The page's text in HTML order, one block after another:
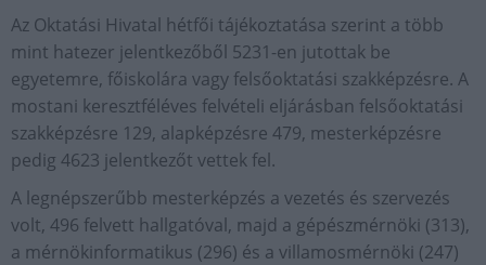
Az Oktatási Hivatal hétfői tájékoztatása szerint a több
mint hatezer jelentkezőből 5231-en jutottak be
egyetemre, főiskolára vagy felsőoktatási szakképzésre. A
mostani keresztféléves felvételi eljárásban felsőoktatási
szakképzésre 129, alapképzésre 479, mesterképzésre
pedig 4623 jelentkezőt vettek fel.
A legnépszerűbb mesterképzés a vezetés és szervezés
volt, 496 felvett hallgatóval, majd a gépészmérnöki (313),
a mérnökinformatikus (296) és a villamosmérnöki (247)